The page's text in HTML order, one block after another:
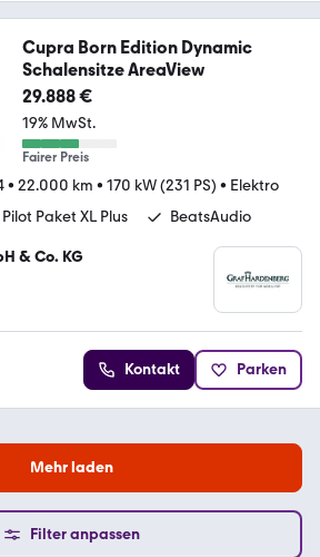
Cupra Born Edition Dynamic
Schalensitze AreaView
29.888 €
19% MwSt.
Fairer Preis
• 22.000 km • 170 kW (231 PS) • Elektro
Pilot Paket XL Plus BeatsAudio
& Co. KG
Kontakt Parken
Mehr laden
Filter anpassen